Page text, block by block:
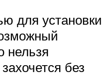
для установки
нельзя
без